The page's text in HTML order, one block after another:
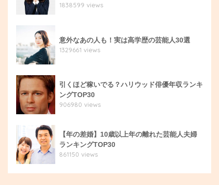
1838599 views
意外なあの人も！実は高学歴の芸能人30選
1329661 views
引くほど稼いでる？ハリウッド俳優年収ランキ
ングTOP30
906980 views
【年の差婚】10歳以上年の離れた芸能人夫婦
ランキングTOP30
861150 views